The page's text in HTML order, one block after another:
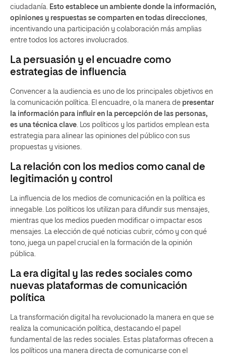
ciudadanía.
Esto establece un ambiente donde la información,
opiniones y respuestas se comparten en todas direcciones
incentivando una participación y colaboración más amplias
entre todos los actores involucrados.
La persuasión y el encuadre como
estrategias de influencia
Convencer a la audiencia es uno de los principales objetivos en
la comunicación política. El encuadre, o la manera de presentar
la información para influir en la percepción de las personas,
es una técnica clave . Los políticos y los partidos emplean esta
estrategia para alinear las opiniones del público con sus
propuestas y visiones.
La relación con los medios como canal de
legitimación y control
La influencia de los medios de comunicación en la política es
innegable. Los políticos los utilizan para difundir sus mensajes,
mientras que los medios pueden modificar o impactar esos
mensajes. La elección de qué noticias cubrir, cómo y con qué
tono, juega un papel crucial en la formación de la opinión
pública.
La era digital y las redes sociales como
nuevas plataformas de comunicación
política
La transformación digital ha revolucionado la manera en que se
realiza la comunicación política, destacando el papel
fundamental de las redes sociales. Estas plataformas ofrecen a
los políticos una manera directa de comunicarse con el